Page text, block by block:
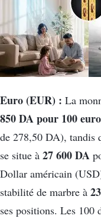
Euro (EUR) : La
850 DA pour 100
de 278,50 DA), tandis
se situe à 27 600 DA
Dollar américain
stabilité de marbre à
ses positions. Les 100